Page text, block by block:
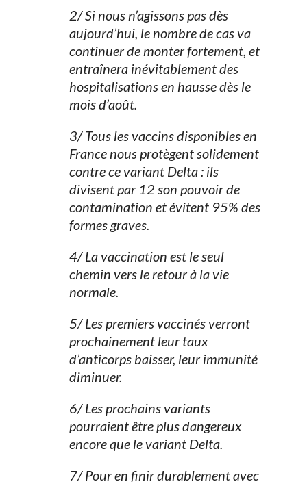
2/ Si nous n’agissons pas dès
aujourd’hui, le nombre de cas va
continuer de monter fortement, et
entraînera inévitablement des
hospitalisations en hausse dès le
mois d’août.
3/ Tous les vaccins disponibles en
France nous protègent solidement
contre ce variant Delta : ils
divisent par 12 son pouvoir de
contamination et évitent 95% des
formes graves.
4/ La vaccination est le seul
chemin vers le retour à la vie
normale.
5/ Les premiers vaccinés verront
prochainement leur taux
d’anticorps baisser, leur immunité
diminuer.
6/ Les prochains variants
pourraient être plus dangereux
encore que le variant Delta.
7/ Pour en finir durablement avec